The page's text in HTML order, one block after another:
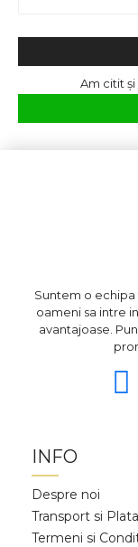
Am citit
Suntem o echipa
oameni sa intre
avantajoase.
INFO
Despre noi
Transport si Plata
Termeni si